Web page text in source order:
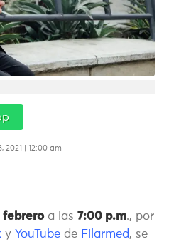
2021 | 12:00 am
febreroa las 7:00 p.m., por
y YouTube de Filarmed, se